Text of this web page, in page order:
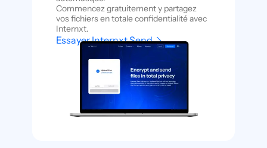
Commencez gratuitement y partagez
vos fichiers en totale confidentialité avec
Internxt.
Essayer Internxt Send